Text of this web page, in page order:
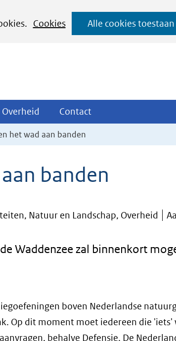
Cookies
Alle cookies toestaan
Ga
naar
Overheid Overheid
Uitklappen
Contact
Uitklappen
het wad aan banden
banden
Natuur en Landschap, Overheid
Waddenzee zal binnenkort
boven Nederlandse
Op dit moment moet iedereen die
behalve Defensie. De